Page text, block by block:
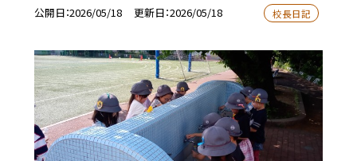
公開日 2026/05/18 更新日 2026/05/18 校長日記